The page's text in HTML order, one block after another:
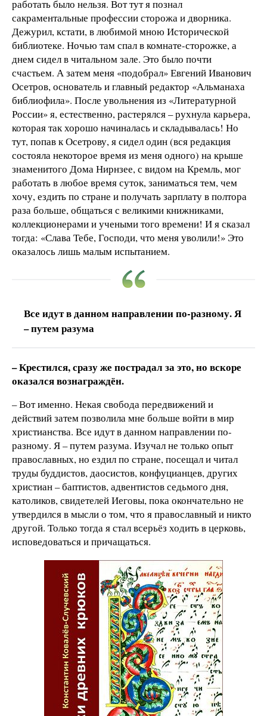
работать было нельзя. Вот тут я познал
сакраментальные профессии сторожа и дворника.
Дежурил, кстати, в любимой мною Исторической
библиотеке. Ночью там спал в комнате-сторожке, а
днем сидел в читальном зале. Это было почти
счастьем. А затем меня «подобрал» Евгений Иванович
Осетров, основатель и главный редактор «Альманаха
библиофила». После увольнения из «Литературной
России» я, естественно, растерялся – рухнула карьера,
которая так хорошо начиналась и складывалась! Но
тут, попав к Осетрову, я сидел один (вся редакция
состояла некоторое время из меня одного) на крыше
знаменитого Дома Нирнзее, с видом на Кремль, мог
работать в любое время суток, заниматься тем, чем
хочу, ездить по стране и получать зарплату в полтора
раза больше, общаться с великими книжниками,
коллекционерами и учеными того времени! И я сказал
тогда: «Слава Тебе, Господи, что меня уволили!» Это
оказалось лишь малым испытанием.
Все идут в данном направлении по-разному. Я
– путем разума
– Крестился, сразу же пострадал за это, но вскоре
оказался вознаграждён.
– Вот именно. Некая свобода передвижений и
действий затем позволила мне больше войти в мир
христианства. Все идут в данном направлении по-
разному. Я – путем разума. Изучал не только опыт
православных, но ездил по стране, посещал и читал
труды буддистов, даосистов, конфуцианцев, других
христиан – баптистов, адвентистов седьмого дня,
католиков, свидетелей Иеговы, пока окончательно не
утвердился в мысли о том, что я православный и никто
другой. Только тогда я стал всерьёз ходить в церковь,
исповедоваться и причащаться.